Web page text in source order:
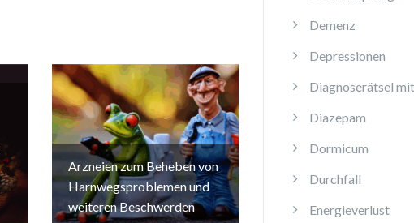
Arzneien zum Beheben von
Harnwegsproblemen und
weiteren Beschwerden
Demenz
Depressionen
Diagnoserätsel
Diazepam
Dormicum
Durchfall
Energieverlust